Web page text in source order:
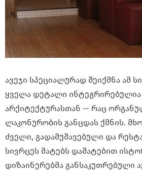
ავეჯი სპეციალურად შეიქმნა ამ
ყველა დეტალი
არქიტექტურასთან — რაც
ლაკონურობის განცდას ქმნის.
ძველი, გადამუშავებული და
სივრცეს მატებს დამატებით
დიზაინერებმა განსაკუთრებული